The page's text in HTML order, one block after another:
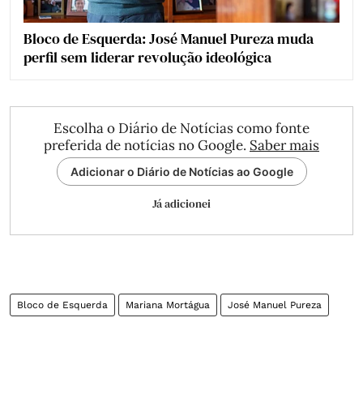
Bloco de Esquerda: José Manuel Pureza muda
perfil sem liderar revolução ideológica
Escolha o Diário de Notícias como fonte
preferida de notícias no Google. Saber mais
Adicionar o Diário de Notícias ao Google
Já adicionei
Bloco de Esquerda Mariana Mortágua José Manuel Pureza